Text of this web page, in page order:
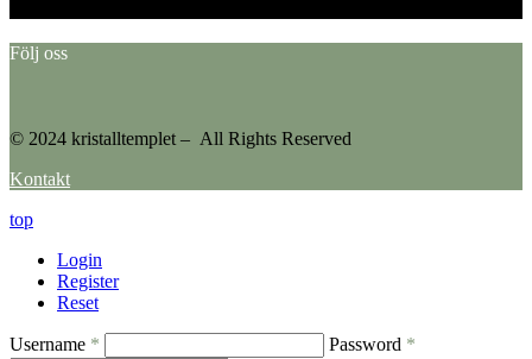
Följ oss
© 2024 kristalltemplet – All Rights Reserved
Kontakt
top
Login
Register
Reset
Username * Password *